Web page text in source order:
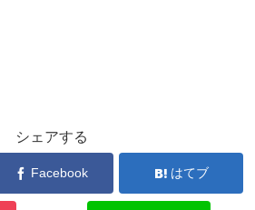
シェアする
Facebook はてブ